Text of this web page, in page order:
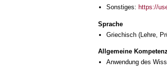
Sonstiges: https://
Sprache
Griechisch (Lehre,
Allgemeine
Anwendung des